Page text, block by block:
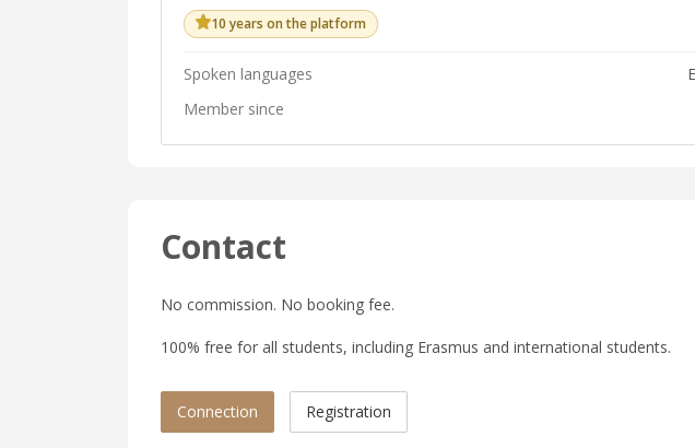
10 years on the platform
Spoken languages
Member since
Contact
No commission. No booking fee.
100% free for all students, including Erasmus and international students.
Connection Registration